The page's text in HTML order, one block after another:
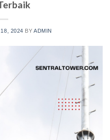
2024 BYADMIN